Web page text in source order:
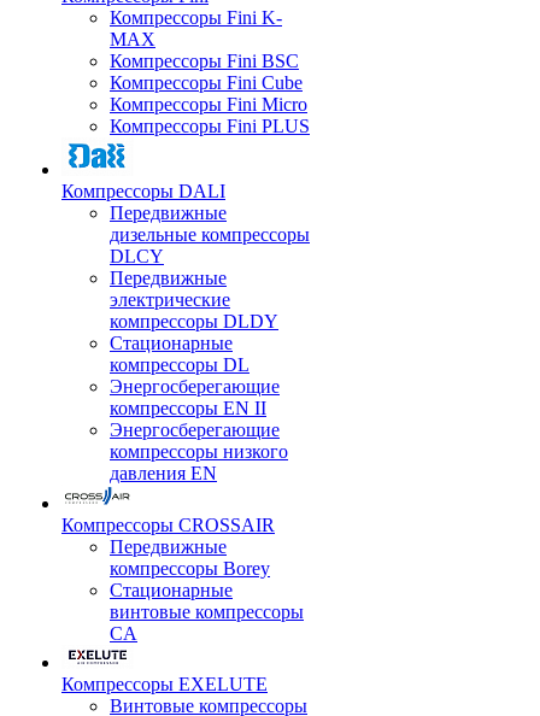
Компрессоры Fini K-
MAX
Компрессоры Fini BSC
Компрессоры Fini Cube
Компрессоры Fini Micro
Компрессоры Fini PLUS
Компрессоры DALI
Передвижные
дизельные компрессоры
DLCY
Передвижные
электрические
компрессоры DLDY
Стационарные
компрессоры DL
Энергосберегающие
компрессоры EN II
Энергосберегающие
компрессоры низкого
давления EN
Компрессоры CROSSAIR
Передвижные
компрессоры Borey
Стационарные
винтовые компрессоры
CA
Компрессоры EXELUTE
Винтовые компрессоры